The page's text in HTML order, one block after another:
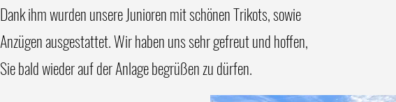
Dank ihm wurden unsere Junioren mit schönen Trikots, sowie
Anzügen ausgestattet. Wir haben uns sehr gefreut und hoffen,
Sie bald wieder auf der Anlage begrüßen zu dürfen.